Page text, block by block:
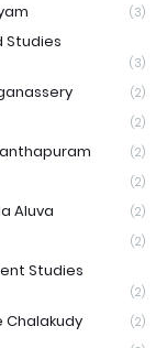
(3)
Studies
(3)
(2)
(2)
(2)
(2)
Aluva (2)
(2)
Studies
(2)
Chalakudy (2)